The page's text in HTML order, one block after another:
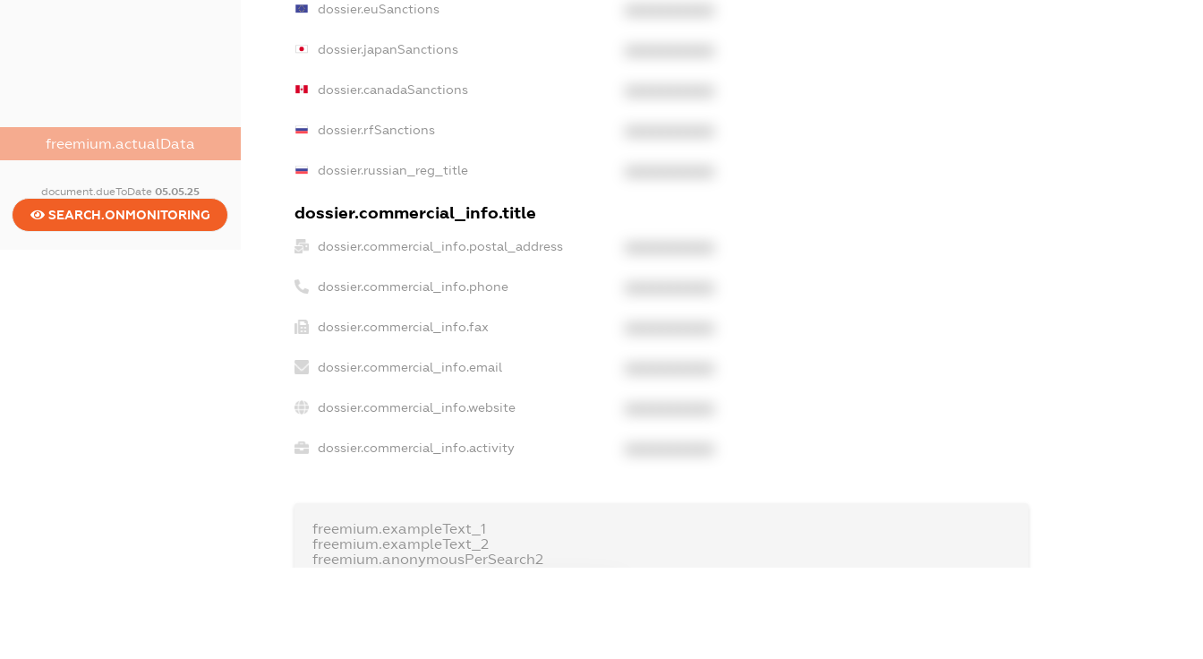
freemium.actualData
document.dueToDate 05.05.25
SEARCH.ONMONITORING
dossier.euSanctions
dossier.japanSanctions
dossier.canadaSanctions
dossier.rfSanctions
dossier.russian_reg_title
dossier.commercial_info.title
dossier.commercial_info.postal_address
dossier.commercial_info.phone
dossier.commercial_info.fax
dossier.commercial_info.email
dossier.commercial_info.website
dossier.commercial_info.activity
freemium.exampleText_1
freemium.exampleText_2
freemium.anonymousPerSearch2